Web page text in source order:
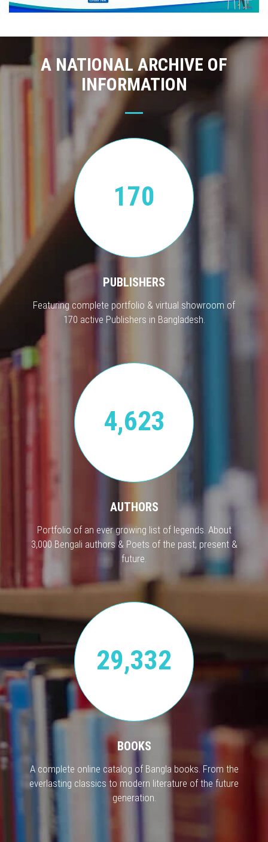
A NATIONAL ARCHIVE OF
INFORMATION
170
PUBLISHERS
Featuring complete portfolio & virtual showroom of
170 active Publishers in Bangladesh.
4,623
AUTHORS
Portfolio of an ever growing list of legends. About
3,000 Bengali authors & Poets of the past, present &
future.
29,332
BOOKS
A complete online catalog of Bangla books. From the
everlasting classics to modern literature of the future
generation.